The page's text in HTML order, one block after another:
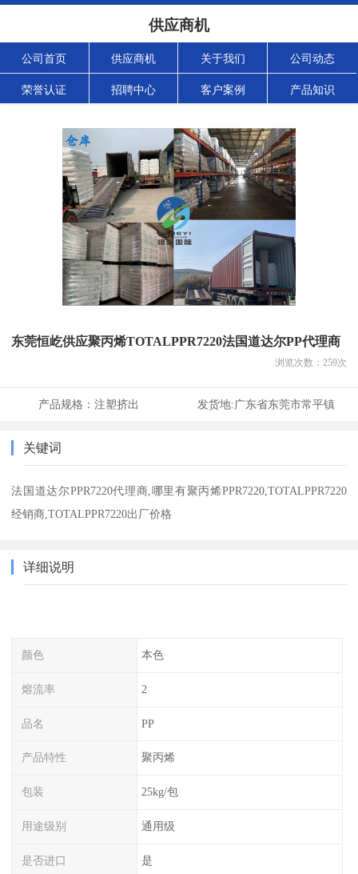
供应商机
公司首页 供应商机 关于我们 公司动态
荣誉认证 招聘中心 客户案例 产品知识
东莞恒屹供应聚丙烯TOTALPPR7220法国道达尔PP代理商
浏览次数： 259次
产品规格： 注塑挤出 发货地:广东省东莞市常平镇
关键词
法国道达尔PPR7220代理商,哪里有聚丙烯PPR7220,TOTALPPR7220
经销商,TOTALPPR7220出厂价格
详细说明
颜色 本色
熔流率 2
品名 PP
产品特性 聚丙烯
包装 25kg/包
用途级别 通用级
是否进口 是